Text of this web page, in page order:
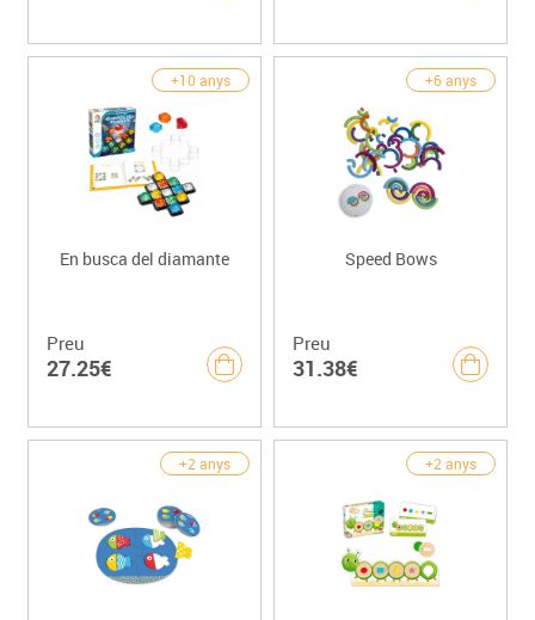
+10 anys
En busca del diamante
Preu
27.25€
+6 anys
Speed Bows
Preu
31.38€
+2 anys +2 anys